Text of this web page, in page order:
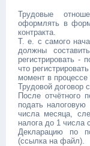
Трудовые
оформлять в
контракта.
Т. е. с самого
должны
регистрировать -
что
момент в процессе
Трудовой договор
После отчётного
подать
числа месяца,
налога до 1 числа
Декларацию по
(ссылка на файл).